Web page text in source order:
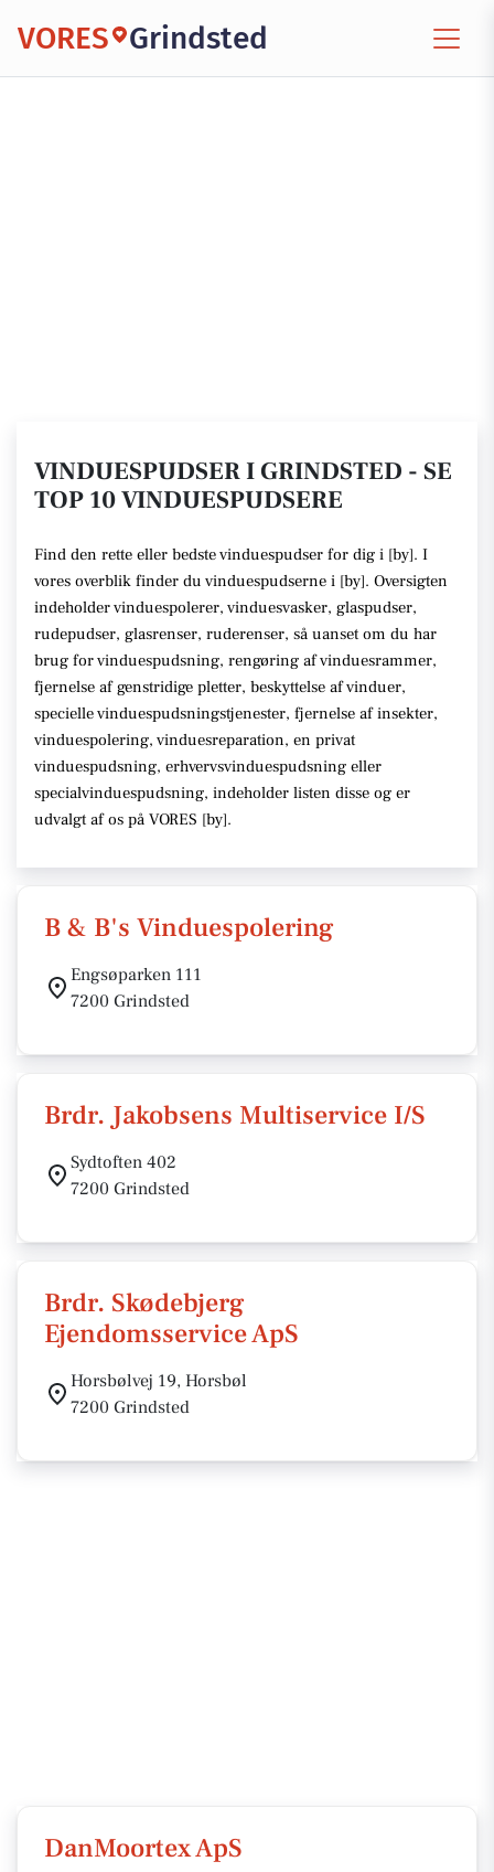
VORES Grindsted
VINDUESPUDSER I GRINDSTED - SE
TOP 10 VINDUESPUDSERE
Find den rette eller bedste vinduespudser for dig i [by]. I
vores overblik finder du vinduespudserne i [by]. Oversigten
indeholder vinduespolerer, vinduesvasker, glaspudser,
rudepudser, glasrenser, ruderenser, så uanset om du har
brug for vinduespudsning, rengøring af vinduesrammer,
fjernelse af genstridige pletter, beskyttelse af vinduer,
specielle vinduespudsningstjenester, fjernelse af insekter,
vinduespolering, vinduesreparation, en privat
vinduespudsning, erhvervsvinduespudsning eller
specialvinduespudsning, indeholder listen disse og er
udvalgt af os på VORES [by].
B & B's Vinduespolering
Engsøparken 111
7200 Grindsted
Brdr. Jakobsens Multiservice I/S
Sydtoften 402
7200 Grindsted
Brdr. Skødebjerg
Ejendomsservice ApS
Horsbølvej 19, Horsbøl
7200 Grindsted
DanMoortex ApS